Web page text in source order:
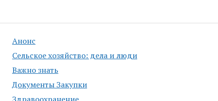
Анонс
Сельское хозяйство: дела и люди
Важно знать
Документы Закупки